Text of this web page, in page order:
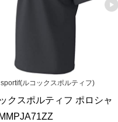
ルコックスポルティフ)
クスポルティフ ポロシャ